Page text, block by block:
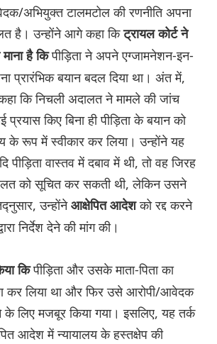
अभियुक्त टालमटोल की रणनीति अपना
है। उन्होंने आगे कहा किट्रायल कोर्ट ने
है किपीड़िता ने अपने एग्जामनेशन-इन-
प्रारंभिक बयान बदल दिया था। अंत में,
कि निचली अदालत ने मामले की जांच
किए बिना ही पीड़िता के बयान को
के रूप में स्वीकार कर लिया। उन्होंने यह
पीड़िता वास्तव में दबाव में थी, तो वह जिरह
को सूचित कर सकती थी, लेकिन उसने
उन्होंने आक्षेपित आदेशको रद्द करने
निर्देश देने की मांग की।
किपीड़िता और उसके माता-पिता का
लिया था और फिर उसे आरोपी/आवेदक
के लिए मजबूर किया गया। इसलिए, यह तर्क
आदेश में न्यायालय के हस्तक्षेप की